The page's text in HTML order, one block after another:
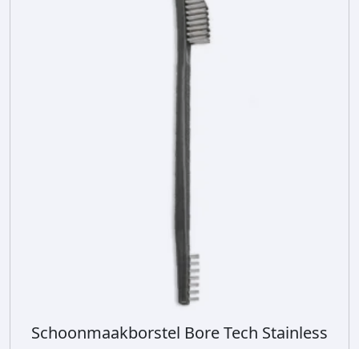
Schoonmaakborstel Bore Tech Stainless